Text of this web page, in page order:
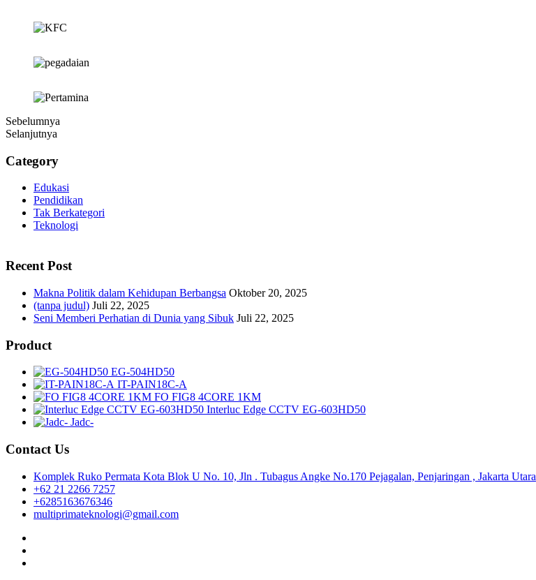
Sebelumnya
Selanjutnya
Category
Edukasi
Pendidikan
Tak Berkategori
Teknologi
panen4d
joker123
slot scatter hitam
https://protuning.id/
https://ptnobelindonesia.com/
https://dukcapil.selumakab.go.id/
https://selumakab.go.id/
https://dukcapil.selumakab.go.id/duta777/
https://krakatauniaga.co.id/run/
https://bossfood.co.id/wp-content/pound/
https://befood.id/run/?id=nanastoto
slot138
joker123
slot mahjong
slot depo 10k
demo mahjong
Recent Post
Makna Politik dalam Kehidupan Berbangsa Oktober 20, 2025
(tanpa judul) Juli 22, 2025
Seni Memberi Perhatian di Dunia yang Sibuk Juli 22, 2025
Product
EG-504HD50
IT-PAIN18C-A
FO FIG8 4CORE 1KM
Interluc Edge CCTV EG-603HD50
Jadc-
Contact Us
Komplek Ruko Permata Kota Blok U No. 10, Jln . Tubagus Angke No.170 Pejagalan, Penjaringan , Jakarta Utara
+62 21 2266 7257
+6285163676346
multiprimateknologi@gmail.com